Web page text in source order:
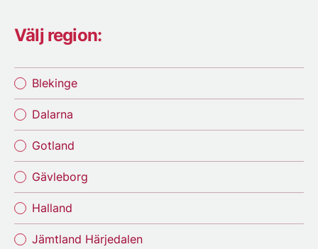
Välj region:
Blekinge
Dalarna
Gotland
Gävleborg
Halland
Jämtland Härjedalen